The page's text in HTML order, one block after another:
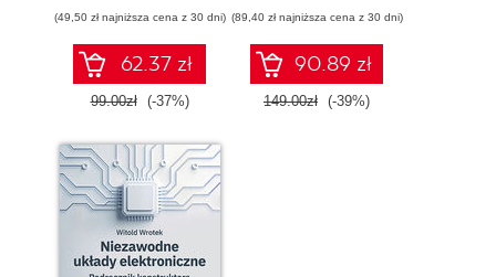
wieloagentowych
(49,50 zł najniższa cena z 30 dni)
62.37 zł
99.00zł (-37%)
(89,40 zł najniższa cena z 30 dni)
90.89 zł
149.00zł (-39%)